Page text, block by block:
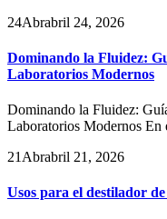
24Abrabril 24, 2026
Dominando la Fluidez:
Laboratorios Modernos
Dominando la Fluidez:
Laboratorios Modernos En
21 Abrabril 21, 2026
Usos para el destilador de